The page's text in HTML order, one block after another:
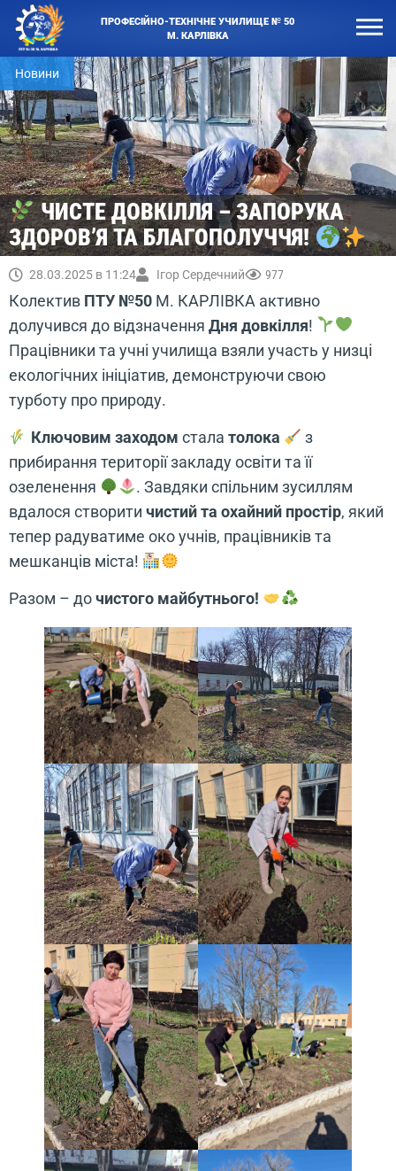
ПРОФЕСІЙНО-ТЕХНІЧНЕ УЧИЛИЩЕ № 50
М. КАРЛІВКА
Новини
ЧИСТЕ ДОВКІЛЛЯ – ЗАПОРУКА
ЗДОРОВ’Я ТА БЛАГОПОЛУЧЧЯ!
28.03.2025 в 11:24 Ігор Сердечний 977
Колектив ПТУ №50 М. КАРЛІВКА активно
долучився до відзначення Дня довкілля!
Працівники та учні училища взяли участь у низці
екологічних ініціатив, демонструючи свою
турботу про природу.
Ключовим заходом стала толока
з
прибирання території закладу освіти та її
озеленення
. Завдяки спільним зусиллям
вдалося створити чистий та охайний простір, який
тепер радуватиме око учнів, працівників та
мешканців міста!
Разом – дочистого майбутнього!